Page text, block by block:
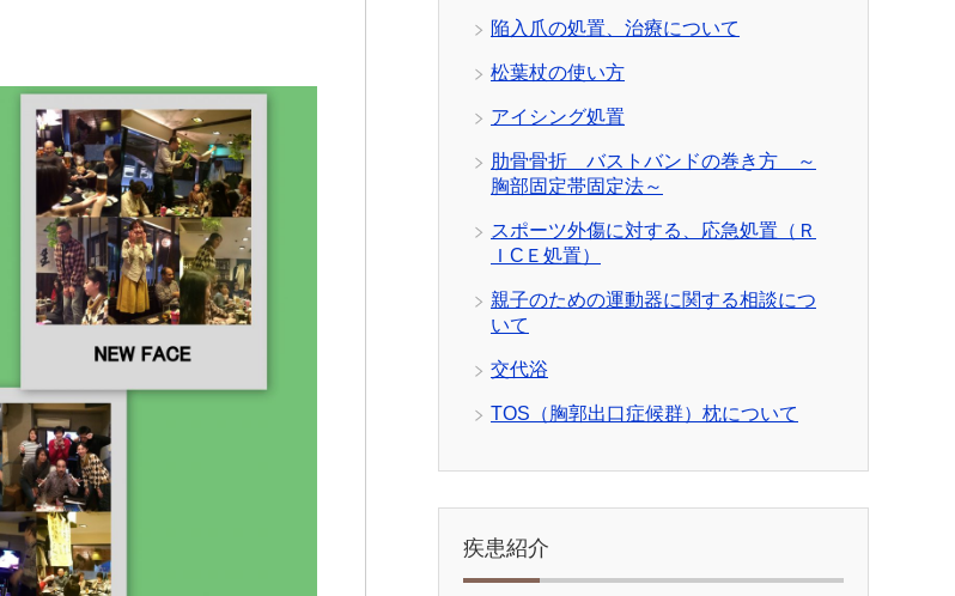
陥入爪の処置、治療について
松葉杖の使い方
アイシング処置
肋骨骨折 バストバンドの巻き方 ～
胸部固定帯固定法～
スポーツ外傷に対する、応急処置（Ｒ
ＩCＥ処置）
親子のための運動器に関する相談につ
いて
交代浴
TOS（胸郭出口症候群）枕について
疾患紹介